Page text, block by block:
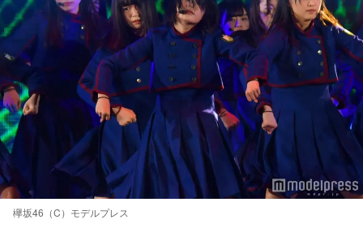
欅坂46（C）モデルプレス